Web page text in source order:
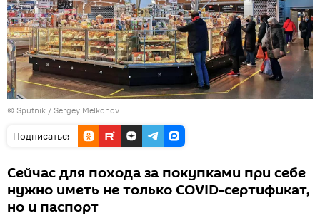
© Sputnik / Sergey Melkonov
Подписаться
Сейчас для похода за покупками при себе
нужно иметь не только COVID-сертификат,
но и паспорт